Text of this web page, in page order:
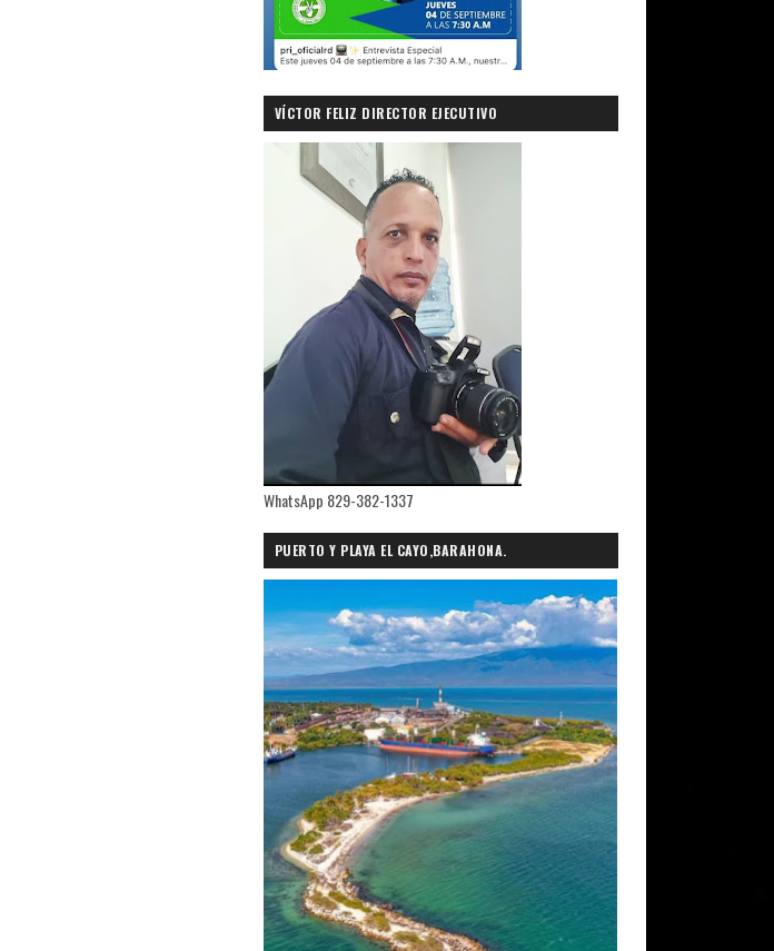
VÍCTOR FELIZ DIRECTOR EJECUTIVO
PRIMICIASDELSUR.COM
WhatsApp 829-382-1337
PUERTO Y PLAYA EL CAYO,BARAHONA.